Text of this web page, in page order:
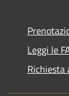
Leggi le
Richiesta